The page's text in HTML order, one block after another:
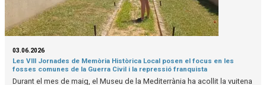
03.06.2026
Les VIII Jornades de Memòria Històrica Local posen el focus en les
fosses comunes de la Guerra Civil i la repressió franquista
Durant el mes de maig, el Museu de la Mediterrània ha acollit la vuitena